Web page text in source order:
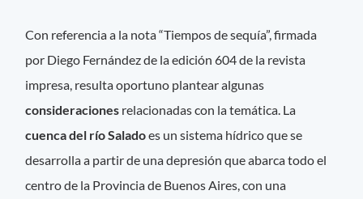
Con referencia a la nota “Tiempos de sequía”, firmada
por Diego Fernández de la edición 604 de la revista
impresa, resulta oportuno plantear algunas
consideraciones relacionadas con la temática. La
cuenca del río Saladoes un sistema hídrico que se
desarrolla a partir de una depresión que abarca todo el
centro de la Provincia de Buenos Aires, con una